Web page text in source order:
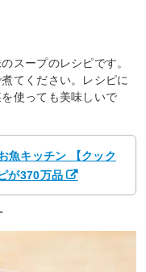
スープのレシピです。
てください。レシピに
使っても美味しいで
魚キッチン 【クック
が370万品